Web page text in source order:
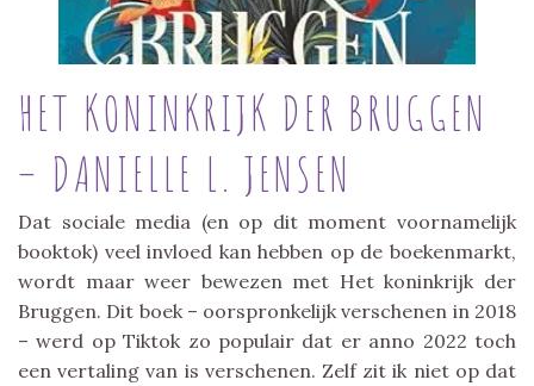
HET KONINKRIJK DER BRUGGEN
– DANIELLE L. JENSEN
Dat sociale media (en op dit moment voornamelijk
booktok) veel invloed kan hebben op de boekenmarkt,
wordt maar weer bewezen met Het koninkrijk der
Bruggen. Dit boek – oorspronkelijk verschenen in 2018
– werd op Tiktok zo populair dat er anno 2022 toch
een vertaling van is verschenen. Zelf zit ik niet op dat